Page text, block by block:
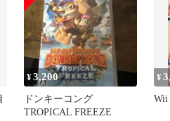
¥3,200
ドンキーコング
TROPICAL FREEZE
¥
Wii